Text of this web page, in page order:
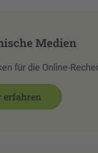
Medien
für die Online-
erfahren